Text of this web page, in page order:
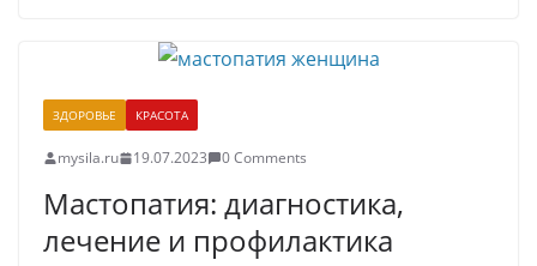
ЗДОРОВЬЕ КРАСОТА
mysila.ru 19.07.2023 0 Comments
Мастопатия: диагностика,
лечение и профилактика